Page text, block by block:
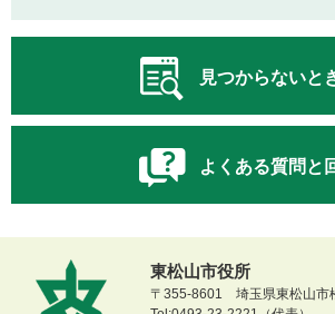
見つからないと
よくある質問と
東松山市役所
〒355-8601 埼玉県東松山市